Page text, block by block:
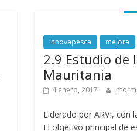
innovapesca mejora
2.9 Estudio de
Mauritania
4 enero, 2017
Liderado por ARVI, con
El objetivo principal de